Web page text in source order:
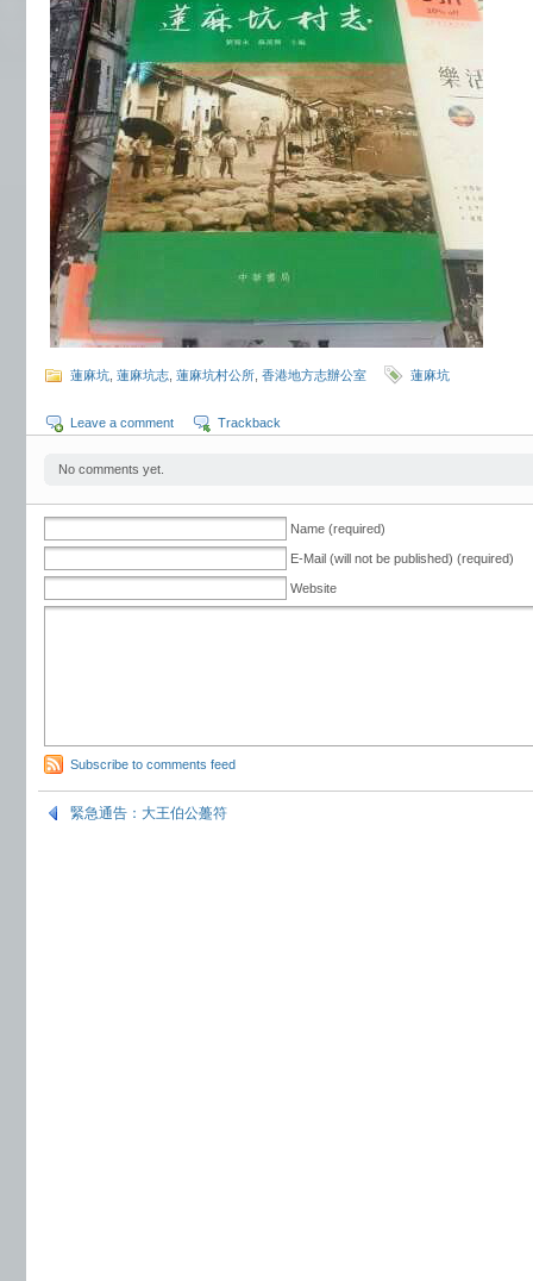
蓮麻坑 蓮麻坑志 蓮麻坑村公所 香港地方志辦公室 蓮麻坑
Leave a comment Trackback
No comments yet.
Name (required)
E-Mail (will not be published) (required)
Website
Subscribe to comments feed
緊急通告：大王伯公躉符